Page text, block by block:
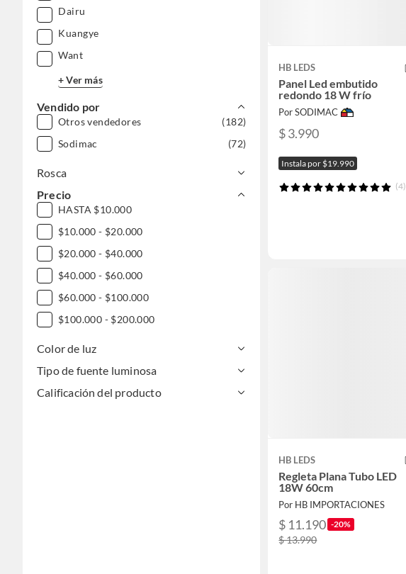
Dairu
Kuangye
Want
+ Ver más
Vendido por
Otros vendedores
(182)
Sodimac
(72)
Rosca
Precio
HASTA $10.000
$10.000 - $20.000
$20.000 - $40.000
$40.000 - $60.000
$60.000 - $100.000
$100.000 - $200.000
Color de luz
Tipo de fuente luminosa
Calificación del producto
HB LEDS
Panel Led embutido
redondo 18 W frío
Por SODIMAC
$ 3.990
Instala por $19.990
(4)
HB LEDS
Regleta Plana Tubo LED
18W 60cm
Por HB IMPORTACIONES
$ 11.190 -20%
$ 13.990